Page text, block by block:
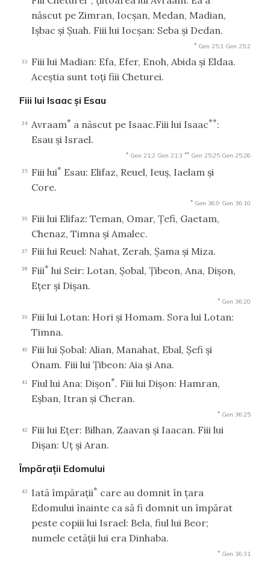
născut pe Zimran, Iocşan, Medan, Madian,
Işbac şi Şuah. Fiii lui Iocşan: Seba şi Dedan.
* Gen 25:1 Gen 25:2
33
Fiii lui Madian: Efa, Efer, Enoh, Abida şi Eldaa.
Aceştia sunt toţi fiii Cheturei.
Fiii lui Isaac şi Esau
34 Avraam* a născut pe Isaac.Fiii lui Isaac**:
Esau şi Israel.
* Gen 21:2 Gen 21:3 ** Gen 25:25 Gen 25:26
35 Fiii lui* Esau: Elifaz, Reuel, Ieuş, Iaelam şi
Core.
* Gen 36:9 Gen 36:10
36
Fiii lui Elifaz: Teman, Omar, Ţefi, Gaetam,
Chenaz, Timna şi Amalec.
37 Fiii lui Reuel: Nahat, Zerah, Şama şi Miza.
38 Fiii* lui Seir: Lotan, Şobal, Ţibeon, Ana, Dişon,
Eţer şi Dişan.
* Gen 36:20
39
Fiii lui Lotan: Hori şi Homam. Sora lui Lotan:
Timna.
40
Fiii lui Şobal: Alian, Manahat, Ebal, Şefi şi
Onam. Fiii lui Ţibeon: Aia şi Ana.
41 Fiul lui Ana: Dişon*. Fiii lui Dişon: Hamran,
Eşban, Itran şi Cheran.
* Gen 36:25
42
Fiii lui Eţer: Bilhan, Zaavan şi Iaacan. Fiii lui
Dişan: Uţ şi Aran.
Împăraţii Edomului
43 Iată împăraţii* care au domnit în ţara
Edomului înainte ca să fi domnit un împărat
peste copiii lui Israel: Bela, fiul lui Beor;
numele cetăţii lui era Dinhaba.
* Gen 36:31